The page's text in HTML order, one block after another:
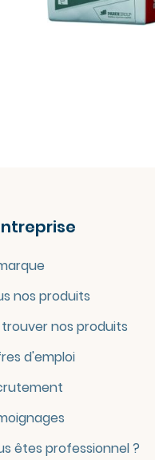
nos produits
nos produits
d'emploi
êtes professionnel ?